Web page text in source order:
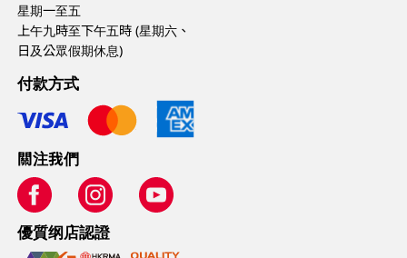
星期一至五
上午九時至下午五時 (星期六、
日及公眾假期休息)
付款方式
關注我們
優質纲店認證